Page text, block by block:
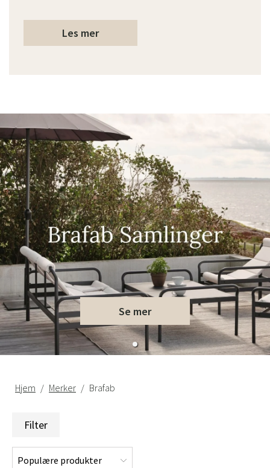
Les mer
Se mer
Hjem Merker Brafab
Filter